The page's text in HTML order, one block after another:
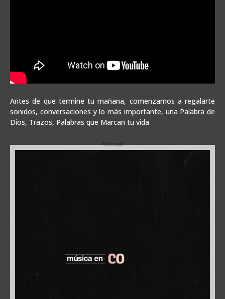
Antes de que termine tu mañana, comenzamos a regalarte
sonidos, conversaciones y lo más importante, una Palabra de
Dios, Trazos, Palabras que Marcan tu vida
Publicidad